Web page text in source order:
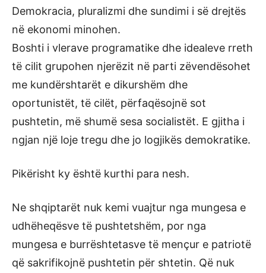
Demokracia, pluralizmi dhe sundimi i së drejtës
në ekonomi minohen.
Boshti i vlerave programatike dhe idealeve rreth
të cilit grupohen njerëzit në parti zëvendësohet
me kundërshtarët e dikurshëm dhe
oportunistët, të cilët, përfaqësojnë sot
pushtetin, më shumë sesa socialistët. E gjitha i
ngjan një loje tregu dhe jo logjikës demokratike.
Pikërisht ky është kurthi para nesh.
Ne shqiptarët nuk kemi vuajtur nga mungesa e
udhëheqësve të pushtetshëm, por nga
mungesa e burrështetasve të mençur e patriotë
që sakrifikojnë pushtetin për shtetin. Që nuk